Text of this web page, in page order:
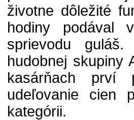
životne dôležité
hodiny podával
sprievodu
hudobnej skupiny
kasárňach prví
udeľovanie cien
kategórii.